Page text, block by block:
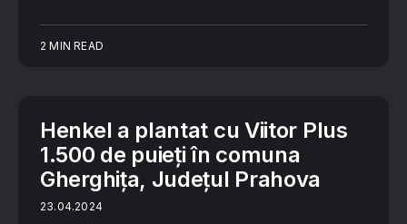
2 MIN READ
Henkel a plantat cu Viitor Plus
1.500 de puieți în comuna
Gherghița, Județul Prahova
23.04.2024